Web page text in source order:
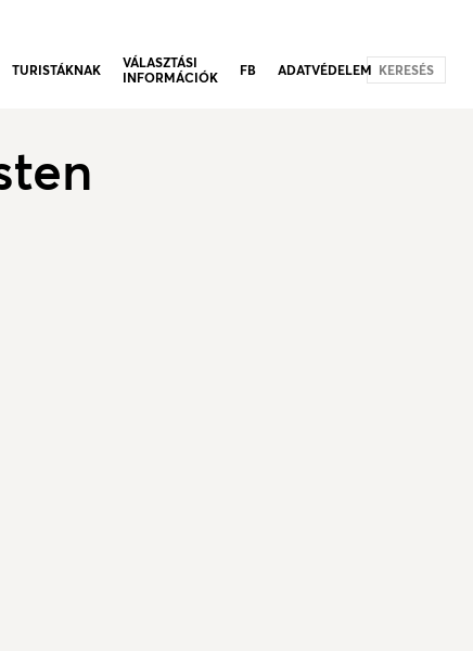
TURISTÁKNAK
VÁLASZTÁSI
INFORMÁCIÓK
FB ADATVÉDELEM KERESÉS